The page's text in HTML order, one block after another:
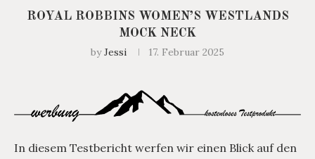
ROYAL ROBBINS WOMEN’S WESTLANDS
MOCK NECK
byJessi 17. Februar 2025
In diesem Testbericht werfen wir einen Blick auf den